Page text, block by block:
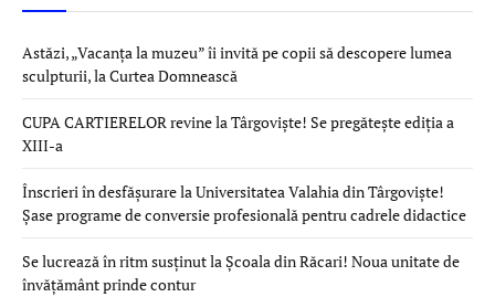
Astăzi, „Vacanța la muzeu” îi invită pe copii să descopere lumea
sculpturii, la Curtea Domnească
CUPA CARTIERELOR revine la Târgoviște! Se pregătește ediția a
XIII-a
Înscrieri în desfășurare la Universitatea Valahia din Târgoviște!
Șase programe de conversie profesională pentru cadrele didactice
Se lucrează în ritm susținut la Școala din Răcari! Noua unitate de
învățământ prinde contur